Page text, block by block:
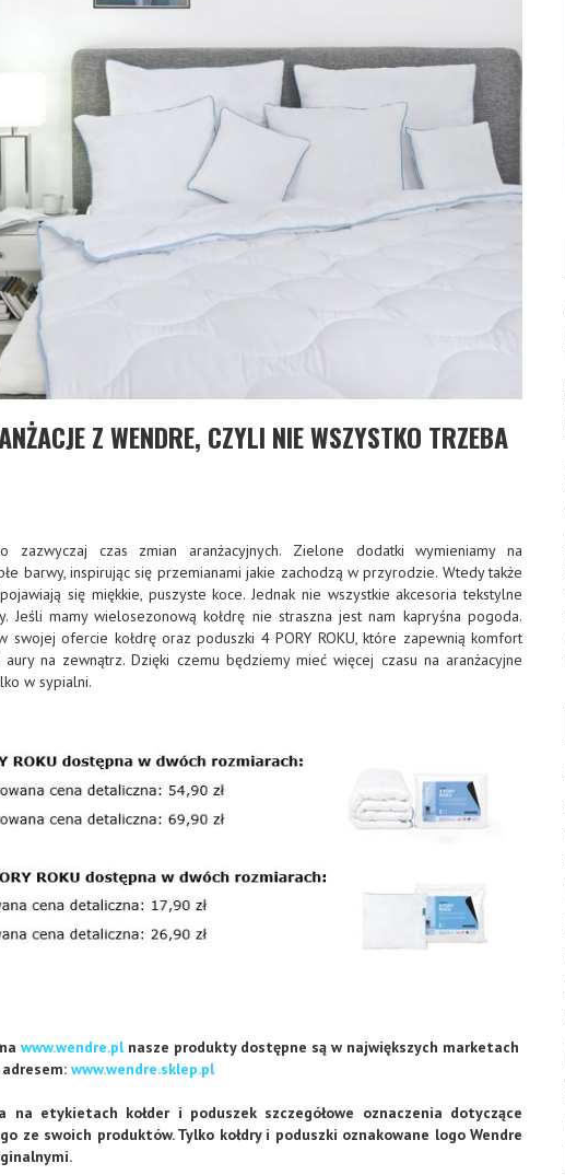
Z WENDRE, CZYLI NIE WSZYSTKO TRZEBA
czas zmian aranżacyjnych. Zielone dodatki wymieniamy na
barwy, inspirując się przemianami jakie zachodzą w przyrodzie. Wtedy także
się miękkie, puszyste koce. Jednak nie wszystkie akcesoria tekstylne
Jeśli mamy wielosezonową kołdrę nie straszna jest nam kapryśna pogoda.
swojej ofercie kołdrę oraz poduszki 4 PORY ROKU, które zapewnią komfort
na zewnątrz. Dzięki czemu będziemy mieć więcej czasu na aranżacyjne
w sypialni.
www.wendre.plnasze produkty dostępne są w największych marketach
www.wendre.sklep.pl
na etykietach kołder i poduszek szczegółowe oznaczenia dotyczące
ze swoich produktów. Tylko kołdry i poduszki oznakowane logo Wendre